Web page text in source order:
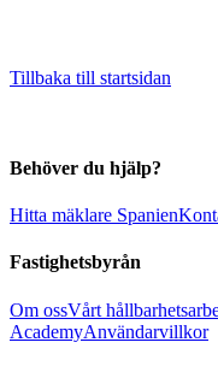
Tillbaka till startsidan
Behöver du hjälp?
Hitta mäklare Spanien
Fastighetsbyrån
Om ossVårt
AcademyAnvändarvillkor